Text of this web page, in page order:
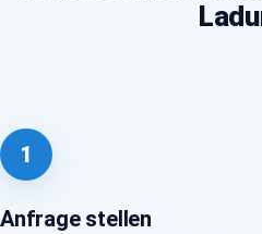
1
Anfrage stellen